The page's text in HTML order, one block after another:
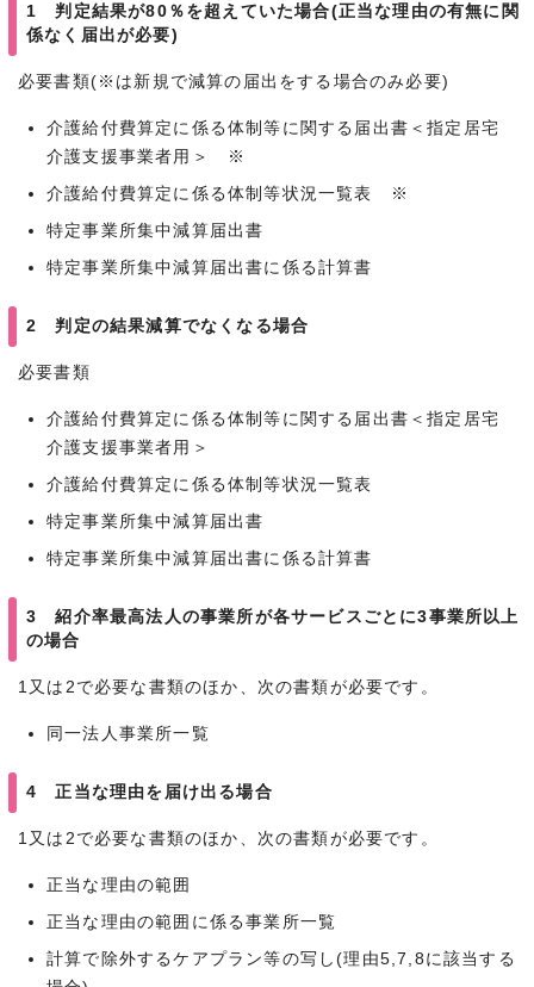
1 判定結果が80％を超えていた場合(正当な理由の有無に関
係なく届出が必要)
必要書類(※は新規で減算の届出をする場合のみ必要)
介護給付費算定に係る体制等に関する届出書＜指定居宅
介護支援事業者用＞ ※
介護給付費算定に係る体制等状況一覧表 ※
特定事業所集中減算届出書
特定事業所集中減算届出書に係る計算書
2 判定の結果減算でなくなる場合
必要書類
介護給付費算定に係る体制等に関する届出書＜指定居宅
介護支援事業者用＞
介護給付費算定に係る体制等状況一覧表
特定事業所集中減算届出書
特定事業所集中減算届出書に係る計算書
3 紹介率最高法人の事業所が各サービスごとに3事業所以上
の場合
1又は2で必要な書類のほか、次の書類が必要です。
同一法人事業所一覧
4 正当な理由を届け出る場合
1又は2で必要な書類のほか、次の書類が必要です。
正当な理由の範囲
正当な理由の範囲に係る事業所一覧
計算で除外するケアプラン等の写し(理由5,7,8に該当する